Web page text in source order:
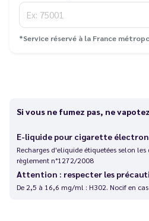
*Service réservé à la France
Si vous ne fumez pas, ne
E-liquide pour cigarette
Recharges d'eliquide étiquetées selon
règlement n°1272/2008
Attention : respecter les
De 2,5 à 16,6 mg/ml : H302. Nocif en